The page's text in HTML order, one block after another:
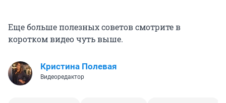
Еще больше полезных советов смотрите в
коротком видео чуть выше.
Кристина Полевая
Видеоредактор